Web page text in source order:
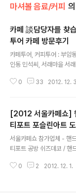
마셔볼 음료/커피
카페 談담당자를 찾
투어 카페 방문후기
카페투어, 커피투어 : 부암
인동 민석씨, 서래마을 서
길, 건대 최가커피, 금정역
- 공지 최종 업데이트
될 수 있습니다 - 맛볼의
부문 콘텐츠를 양적이고
있습니다. 다양한 시각을
모시고자 합니다. 리뷰 작
0 33 2012. 12.
[2012 서울카페쇼]
티포트 포슬린아트
서울카페쇼 참가업체 - 핸
티포트 공방 쉬즈데코 / 핸
포트 홍차잔 세트, 포슬린
0 2 2012. 12. 1.